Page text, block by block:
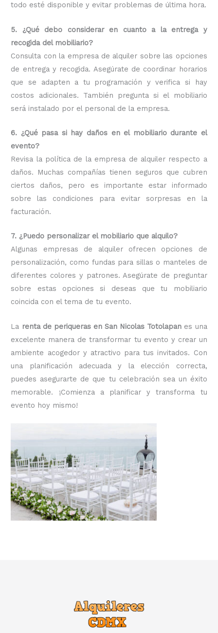
todo esté disponible y evitar problemas de última hora.
5. ¿Qué debo considerar en cuanto a la entrega y
recogida del mobiliario?
Consulta con la empresa de alquiler sobre las opciones
de entrega y recogida. Asegúrate de coordinar horarios
que se adapten a tu programación y verifica si hay
costos adicionales. También pregunta si el mobiliario
será instalado por el personal de la empresa.
6. ¿Qué pasa si hay daños en el mobiliario durante el
evento?
Revisa la política de la empresa de alquiler respecto a
daños. Muchas compañías tienen seguros que cubren
ciertos daños, pero es importante estar informado
sobre las condiciones para evitar sorpresas en la
facturación.
7. ¿Puedo personalizar el mobiliario que alquilo?
Algunas empresas de alquiler ofrecen opciones de
personalización, como fundas para sillas o manteles de
diferentes colores y patrones. Asegúrate de preguntar
sobre estas opciones si deseas que tu mobiliario
coincida con el tema de tu evento.
La renta de periqueras en San Nicolas Totolapan es una
excelente manera de transformar tu evento y crear un
ambiente acogedor y atractivo para tus invitados. Con
una planificación adecuada y la elección correcta,
puedes asegurarte de que tu celebración sea un éxito
memorable. ¡Comienza a planificar y transforma tu
evento hoy mismo!